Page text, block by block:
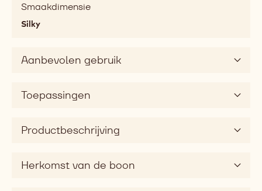
chewy,
soft,
fatty,
mouthcoating
sweet
silky
Smaakdimensie
Silky
Aanbevolen gebruik
Toepassingen
Productbeschrijving
Herkomst van de boon